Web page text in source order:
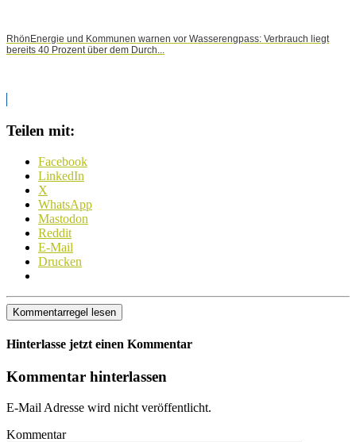
RhönEnergie und Kommunen warnen vor Wasserengpass: Verbrauch liegt
bereits 40 Prozent über dem Durch...
Teilen mit:
Facebook
LinkedIn
X
WhatsApp
Mastodon
Reddit
E-Mail
Drucken
Kommentarregel lesen
Hinterlasse jetzt einen Kommentar
Kommentar hinterlassen
E-Mail Adresse wird nicht veröffentlicht.
Kommentar